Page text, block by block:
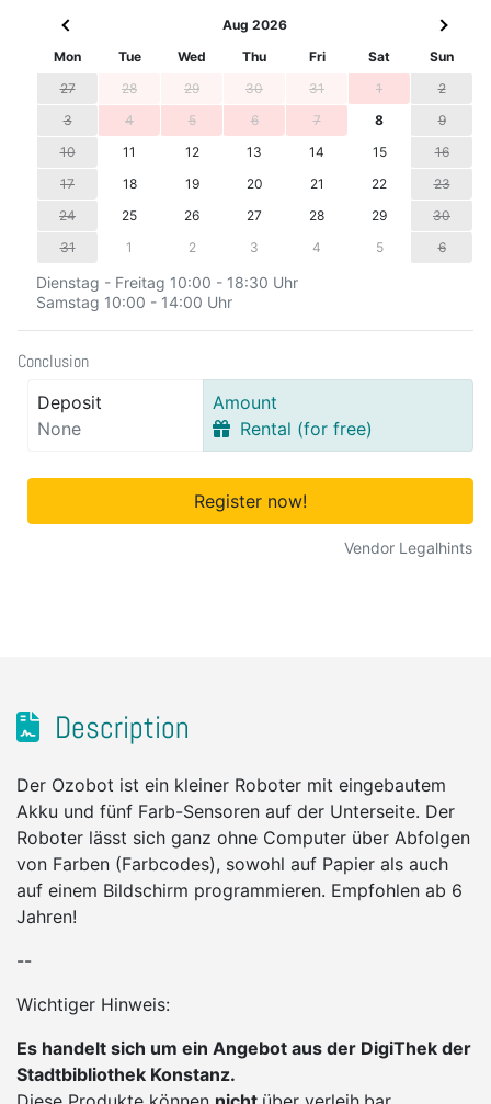
Aug 2026
Mon
Tue Wed Thu Fri Sat
Sun
27
28 29 30 31 1
2
3
4 5 6 7 8
9
10
11 12 13 14 15
16
17
18 19 20 21 22
23
24
25 26 27 28 29
30
31
1 2 3 4 5 6
Dienstag - Freitag 10:00 - 18:30 Uhr
Samstag 10:00 - 14:00 Uhr
Conclusion
Deposit
None
Amount
Rental (for free)
Register now!
Vendor Legalhints
Description
Der Ozobot ist ein kleiner Roboter mit eingebautem
Akku und fünf Farb-Sensoren auf der Unterseite. Der
Roboter lässt sich ganz ohne Computer über Abfolgen
von Farben (Farbcodes), sowohl auf Papier als auch
auf einem Bildschirm programmieren. Empfohlen ab 6
Jahren!
--
Wichtiger Hinweis:
Es handelt sich um ein Angebot aus der DigiThek der
Stadtbibliothek Konstanz.